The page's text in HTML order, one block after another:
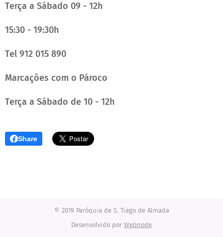
Terça a Sábado 09 - 12h
15:30 - 19:30h
Tel 912 015 890
Marcações com o Pároco
Terça a Sábado de 10 - 12h
Share
© 2019 Paróquia de S. Tiago de Almada
Desenvolvido por Webnode